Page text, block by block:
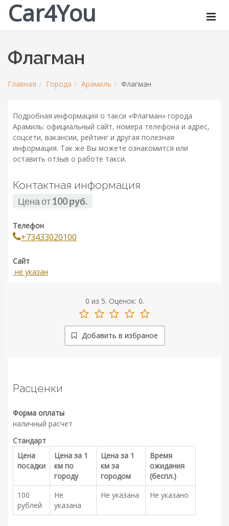
Car4You
Флагман
Главная Города Арамиль Флагман
Подробная информация о такси «Флагман» города
Арамиль: официальный сайт, номера телефона и адрес,
соцсети, вакансии, рейтинг и другая полезная
информация. Так же Вы можете ознакомится или
оставить отзыв о работе такси.
Контактная информация
Цена от100 руб.
Телефон
+73433020100
Сайт
не указан
0 из 5. Оценок: 0.
Добавить в избраное
Расценки
Форма оплаты
наличный расчет
Стандарт
Цена
посадки
Цена за 1
км по
городу
Цена за 1
км за
городом
Время
ожидания
(беспл.)
100
рублей
Не
указана
Не указана Не указано